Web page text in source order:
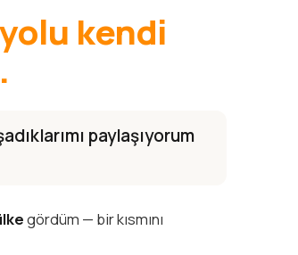
kendi
paylaşıyorum
gördüm — bir kısmını